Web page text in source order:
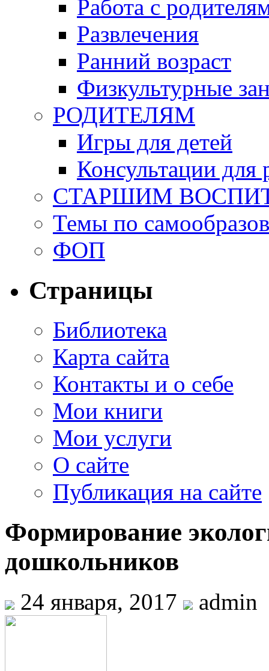
Работа с
Развлечения
Ранний возраст
Физкультурные
РОДИТЕЛЯМ
Игры для детей
Консультации для
СТАРШИМ
Темы по
ФОП
Страницы
Библиотека
Карта сайта
Контакты и о себе
Мои книги
Мои услуги
О сайте
Публикация на сайте
Формирование
дошкольников
24 января, 2017 admin